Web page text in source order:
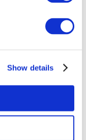
Show details